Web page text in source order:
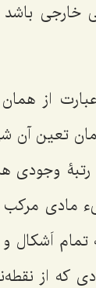
خارجی
از
تعین آن
رتبۀ
مرکب ـ
اَشکال
که از